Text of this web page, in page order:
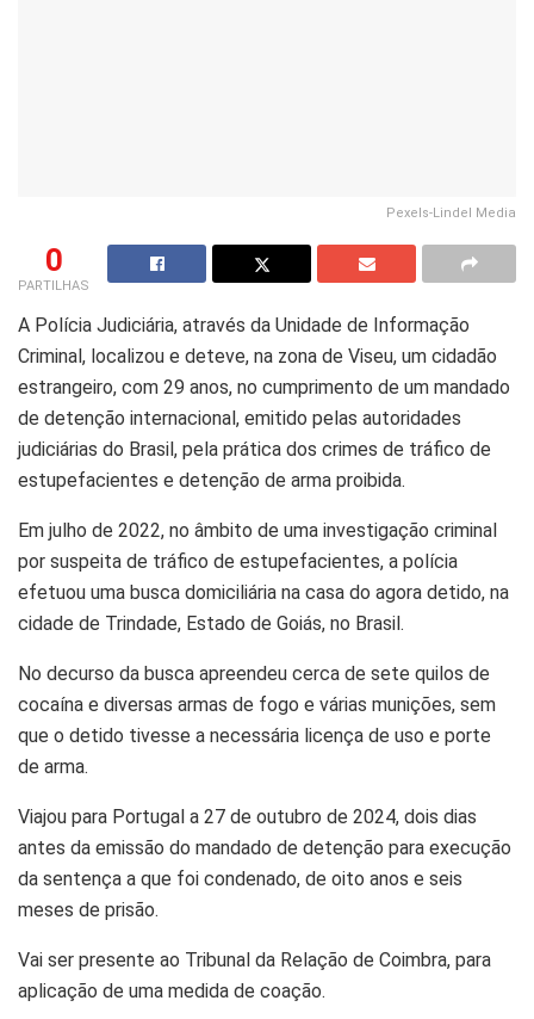
Pexels-Lindel Media
0
PARTILHAS
A Polícia Judiciária, através da Unidade de Informação
Criminal, localizou e deteve, na zona de Viseu, um cidadão
estrangeiro, com 29 anos, no cumprimento de um mandado
de detenção internacional, emitido pelas autoridades
judiciárias do Brasil, pela prática dos crimes de tráfico de
estupefacientes e detenção de arma proibida.
Em julho de 2022, no âmbito de uma investigação criminal
por suspeita de tráfico de estupefacientes, a polícia
efetuou uma busca domiciliária na casa do agora detido, na
cidade de Trindade, Estado de Goiás, no Brasil.
No decurso da busca apreendeu cerca de sete quilos de
cocaína e diversas armas de fogo e várias munições, sem
que o detido tivesse a necessária licença de uso e porte
de arma.
Viajou para Portugal a 27 de outubro de 2024, dois dias
antes da emissão do mandado de detenção para execução
da sentença a que foi condenado, de oito anos e seis
meses de prisão.
Vai ser presente ao Tribunal da Relação de Coimbra, para
aplicação de uma medida de coação.